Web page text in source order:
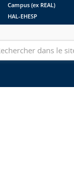
Campus (ex REAL)
HAL-EHESP
Suivez les